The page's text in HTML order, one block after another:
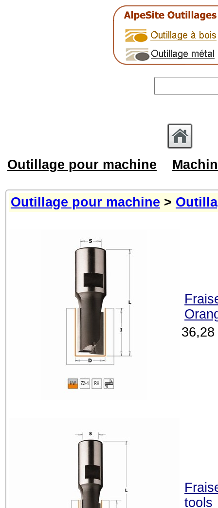
Outillage pour machine
Outillage pour machine >
36,28
tools